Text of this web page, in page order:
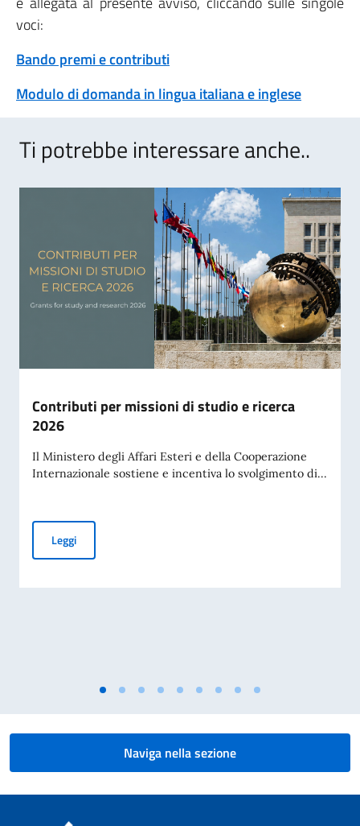
voci:
Bando premi e contributi
Modulo di domanda in lingua italiana e inglese
Ti potrebbe interessare anche..
Contributi per missioni di studio e ricerca
2026
Il Ministero degli Affari Esteri e della Cooperazione
Internazionale sostiene e incentiva lo svolgimento di...
LeggiContributi per missioni di studio e ricerca 2026
Naviga nella sezione